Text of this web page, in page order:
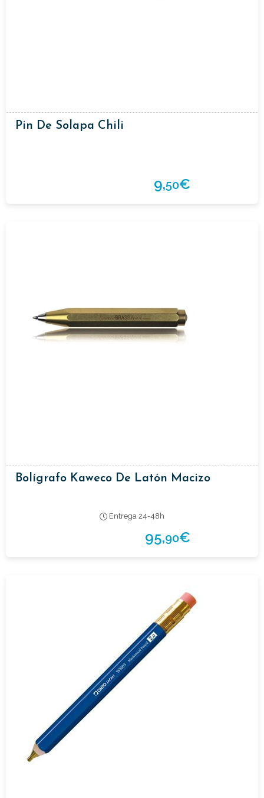
Pin De Solapa Chili
9,50€
Bolígrafo Kaweco De Latón Macizo
Entrega 24-48h
95,90€